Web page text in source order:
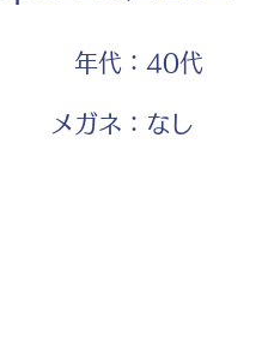
年代： 40代
メガネ： なし